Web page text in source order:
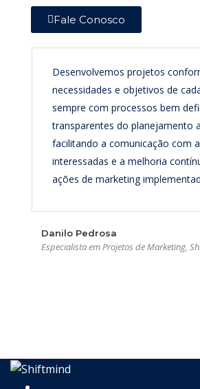
Fale Conosco
Desenvolvemos projetos
necessidades e objetivos de
sempre com processos bem
transparentes do planejamento
facilitando a comunicação com
interessadas e a melhoria
ações de marketing
Danilo Pedrosa
Especialista em Projetos de Marketing,